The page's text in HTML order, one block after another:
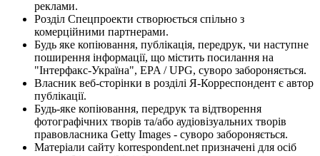
реклами.
Розділ Спецпроекти створюється спільно з
комерційними партнерами.
Будь яке копіювання, публікація, передрук, чи наступне
поширення інформації, що містить посилання на
"Інтерфакс-Україна", EPA / UPG, суворо забороняється.
Власник веб-сторінки в розділі Я-Корреспондент є автор
публікації.
Будь-яке копіювання, передрук та відтворення
фотографічних творів та/або аудіовізуальних творів
правовласника Getty Images - суворо забороняється.
Матеріали сайту korrespondent.net призначені для осіб